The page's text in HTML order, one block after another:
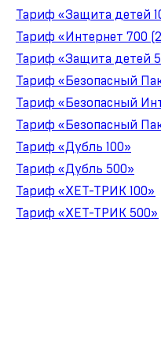
Тариф «Защита детей
Тариф «Интернет 700
Тариф «Защита детей
Тариф «Безопасный
Тариф «Безопасный
Тариф «Безопасный
Тариф «Дубль 100»
Тариф «Дубль 500»
Тариф «ХЕТ-ТРИК 100»
Тариф «ХЕТ-ТРИК 500»